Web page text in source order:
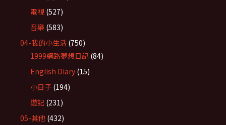
電視 (527)
音樂 (583)
04-我的小生活 (750)
1999網路夢想日記 (84)
English Diary (15)
小日子 (194)
遊記 (231)
05-其他 (432)